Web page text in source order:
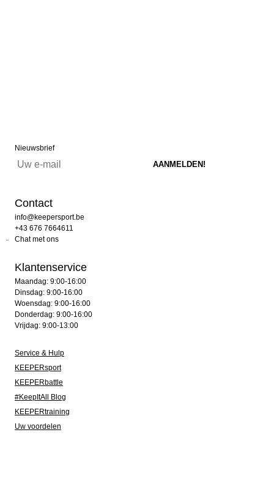
Nieuwsbrief
Contact
info@keepersport.be
+43 676 7664611
Chat met ons
Klantenservice
Maandag: 9:00-16:00
Dinsdag: 9:00-16:00
Woensdag: 9:00-16:00
Donderdag: 9:00-16:00
Vrijdag: 9:00-13:00
Service & Hulp
KEEPERsport
KEEPERbattle
#KeepItAll Blog
KEEPERtraining
Uw voordelen